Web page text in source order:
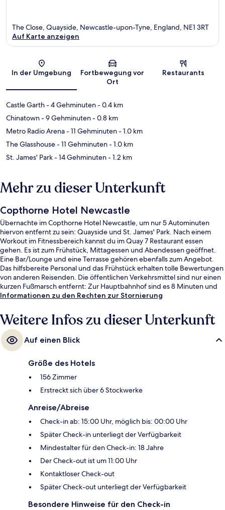
Karte
The Close, Quayside, Newcastle-upon-Tyne, England, NE1 3RT
Auf Karte anzeigen
In der Umgebung
Fortbewegung vor
Ort
Restaurants
Castle Garth- 4 Gehminuten- 0.4 km
Chinatown- 9 Gehminuten- 0.8 km
Metro Radio Arena- 11 Gehminuten- 1.0 km
The Glasshouse- 11 Gehminuten- 1.0 km
St. James' Park- 14 Gehminuten- 1.2 km
Mehr zu dieser Unterkunft
Copthorne Hotel Newcastle
Übernachte im Copthorne Hotel Newcastle, um nur 5 Autominuten
hiervon entfernt zu sein: Quayside und St. James' Park. Nach einem
Workout im Fitnessbereich kannst du im Quay 7 Restaurant essen
gehen. Es ist zum Frühstück, Mittagessen und Abendessen geöffnet.
Eine Bar/Lounge und eine Terrasse gehören ebenfalls zum Angebot.
Das hilfsbereite Personal und das Frühstück erhalten tolle Bewertungen
von anderen Reisenden. Die öffentlichen Verkehrsmittel sind nur einen
kurzen Fußmarsch entfernt: Zur Hauptbahnhof sind es 8 Minuten und
zur Hauptbahnhof 8 Minuten.
Informationen zu den Rechten zur Stornierung
Weitere Infos zu dieser Unterkunft
Auf einen Blick
Größe des Hotels
156 Zimmer
Erstreckt sich über 6 Stockwerke
Anreise/Abreise
Check-in ab: 15:00 Uhr, möglich bis: 00:00 Uhr
Später Check-in unterliegt der Verfügbarkeit
Mindestalter für den Check-in: 18 Jahre
Der Check-out ist um 11:00 Uhr
Kontaktloser Check-out
Später Check-out unterliegt der Verfügbarkeit
Besondere Hinweise für den Check-in